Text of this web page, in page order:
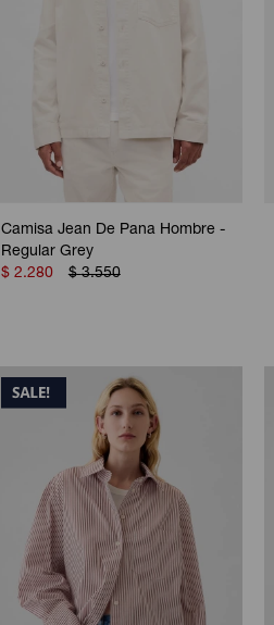
Camisa Jean De Pana Hombre -
Regular Grey
$ 2.280 $ 3.550